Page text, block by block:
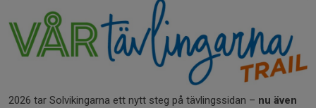
2026 tar Solvikingarna ett nytt steg på tävlingssidan – nu även